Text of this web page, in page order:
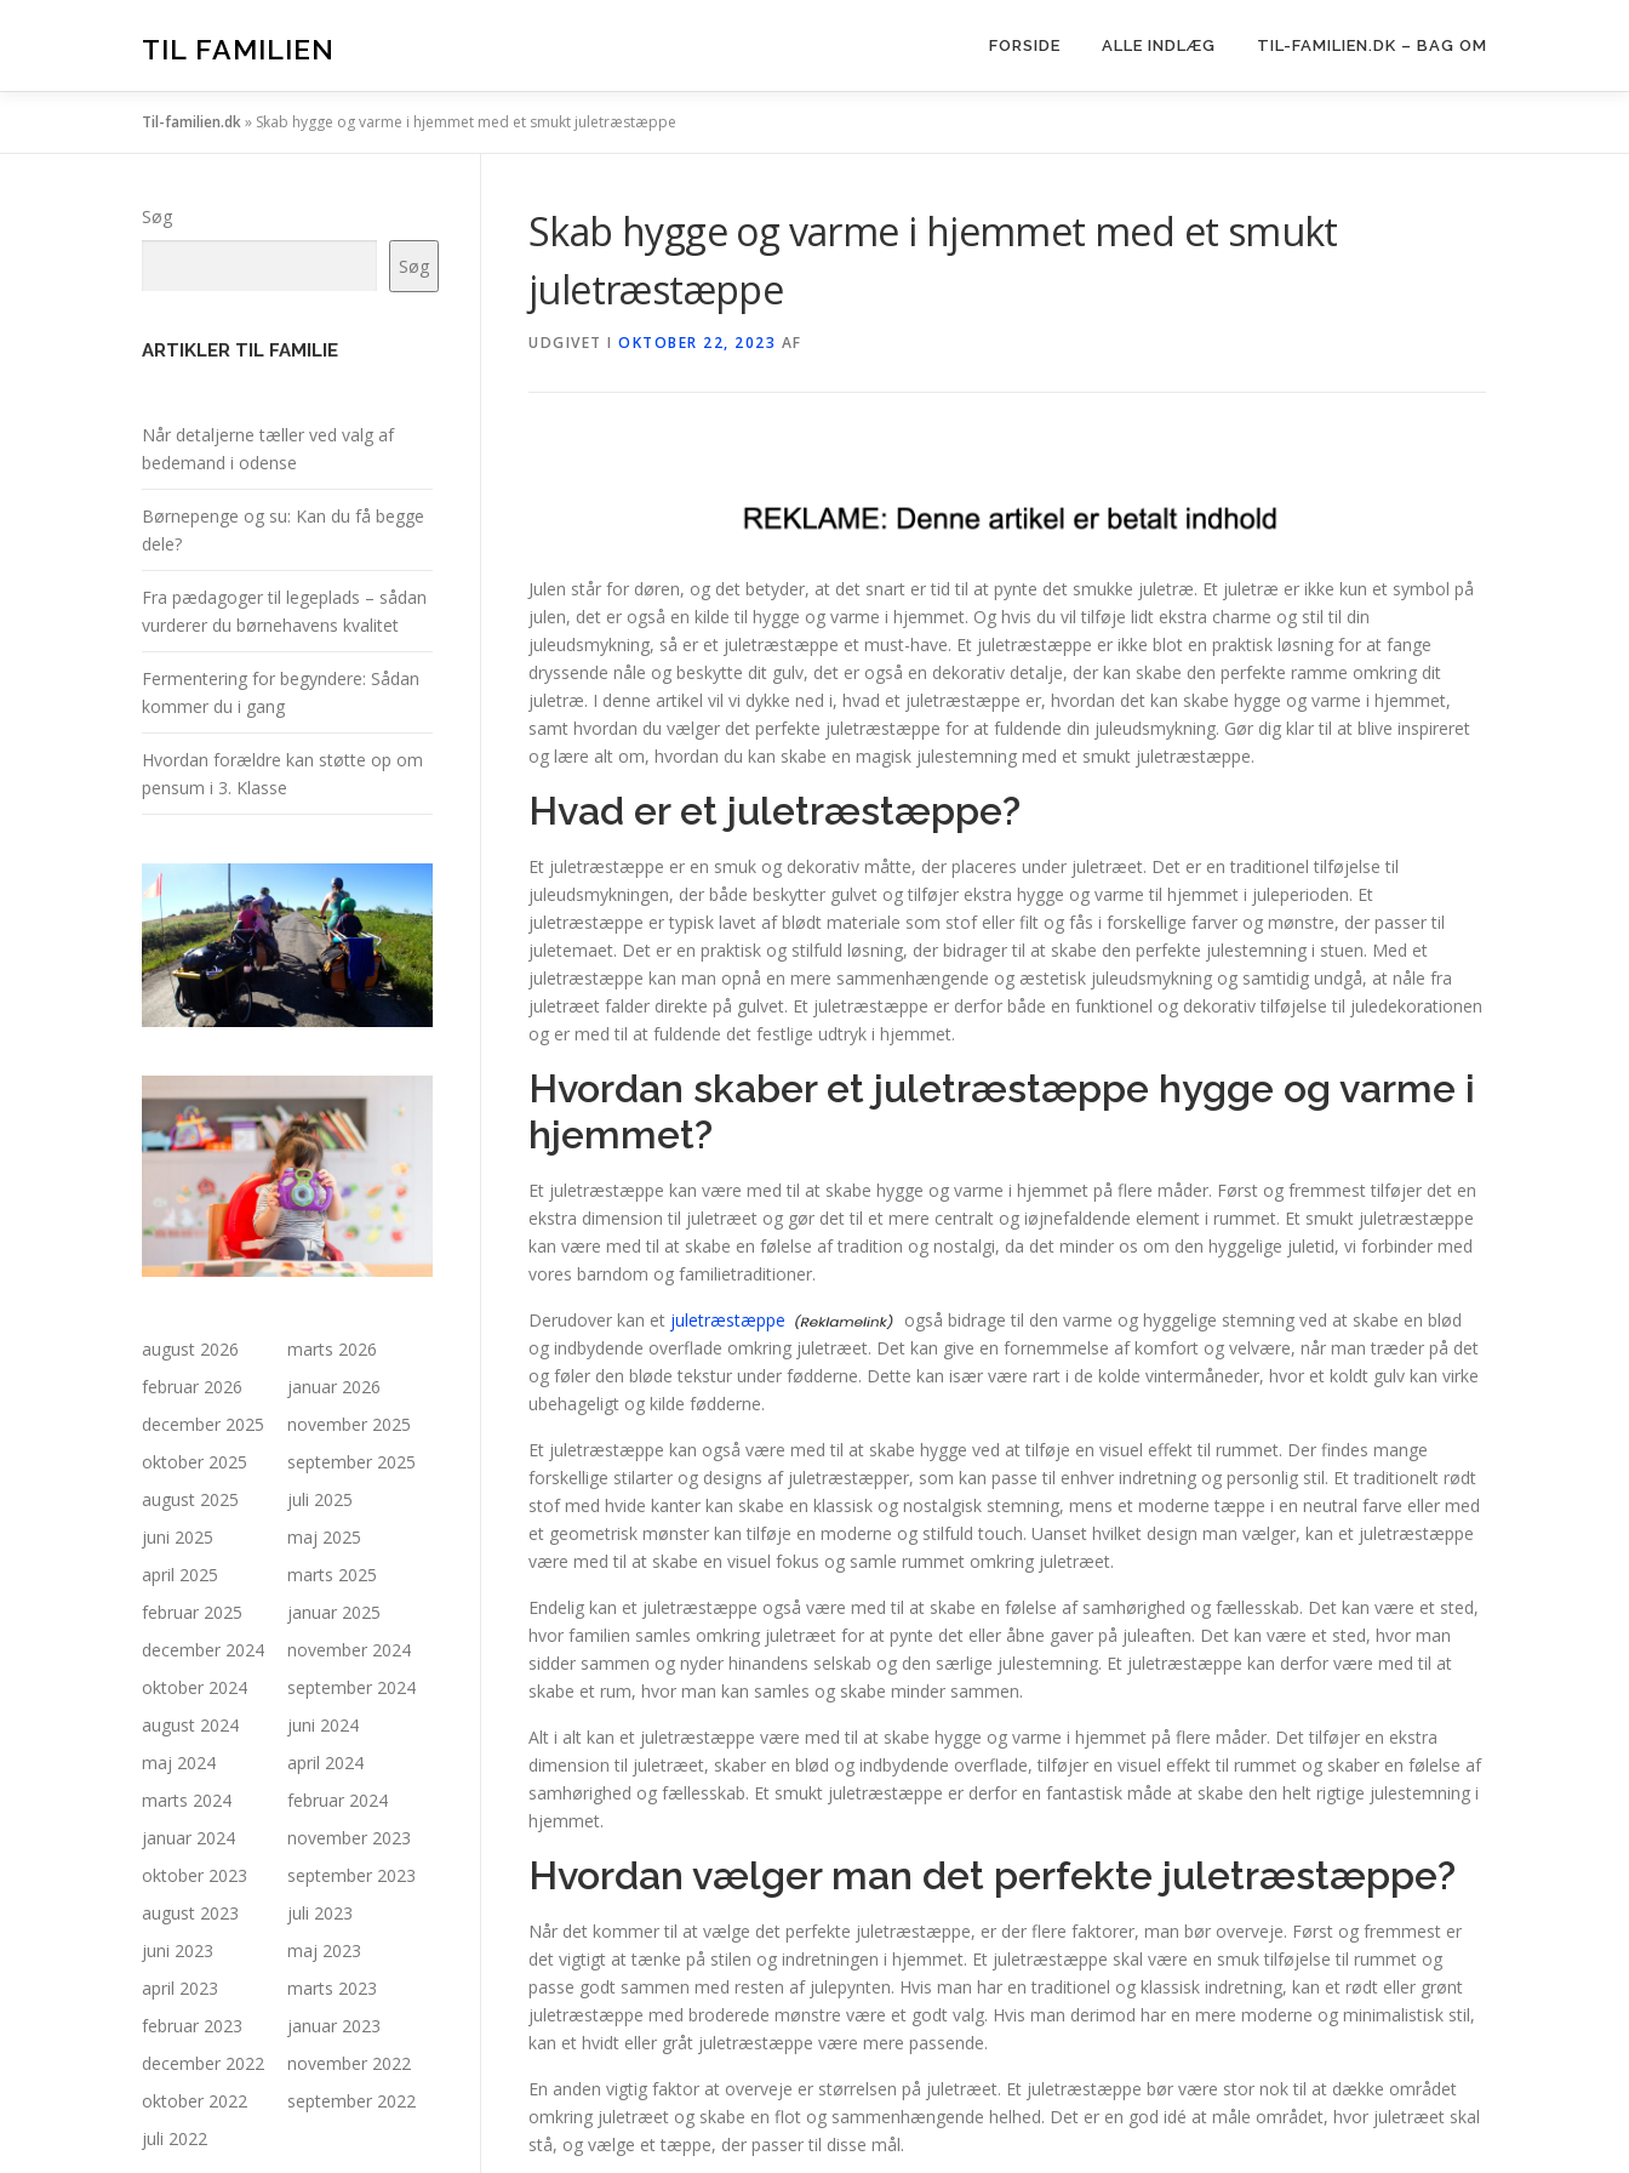
TIL FAMILIEN FORSIDE ALLE INDLÆG TIL-FAMILIEN.DK – BAG OM
Til-familien.dk» Skab hygge og varme i hjemmet med et smukt juletræstæppe
Skab hygge og varme i hjemmet med et smukt
juletræstæppe
UDGIVET I OKTOBER 22, 2023 AF
Julen står for døren, og det betyder, at det snart er tid til at pynte det smukke juletræ. Et juletræ er ikke kun et symbol på
julen, det er også en kilde til hygge og varme i hjemmet. Og hvis du vil tilføje lidt ekstra charme og stil til din
juleudsmykning, så er et juletræstæppe et must-have. Et juletræstæppe er ikke blot en praktisk løsning for at fange
dryssende nåle og beskytte dit gulv, det er også en dekorativ detalje, der kan skabe den perfekte ramme omkring dit
juletræ. I denne artikel vil vi dykke ned i, hvad et juletræstæppe er, hvordan det kan skabe hygge og varme i hjemmet,
samt hvordan du vælger det perfekte juletræstæppe for at fuldende din juleudsmykning. Gør dig klar til at blive inspireret
og lære alt om, hvordan du kan skabe en magisk julestemning med et smukt juletræstæppe.
Hvad er et juletræstæppe?
Et juletræstæppe er en smuk og dekorativ måtte, der placeres under juletræet. Det er en traditionel tilføjelse til
juleudsmykningen, der både beskytter gulvet og tilføjer ekstra hygge og varme til hjemmet i juleperioden. Et
juletræstæppe er typisk lavet af blødt materiale som stof eller filt og fås i forskellige farver og mønstre, der passer til
juletemaet. Det er en praktisk og stilfuld løsning, der bidrager til at skabe den perfekte julestemning i stuen. Med et
juletræstæppe kan man opnå en mere sammenhængende og æstetisk juleudsmykning og samtidig undgå, at nåle fra
juletræet falder direkte på gulvet. Et juletræstæppe er derfor både en funktionel og dekorativ tilføjelse til juledekorationen
og er med til at fuldende det festlige udtryk i hjemmet.
Hvordan skaber et juletræstæppe hygge og varme i
hjemmet?
Et juletræstæppe kan være med til at skabe hygge og varme i hjemmet på flere måder. Først og fremmest tilføjer det en
ekstra dimension til juletræet og gør det til et mere centralt og iøjnefaldende element i rummet. Et smukt juletræstæppe
kan være med til at skabe en følelse af tradition og nostalgi, da det minder os om den hyggelige juletid, vi forbinder med
vores barndom og familietraditioner.
Derudover kan et juletræstæppe
også bidrage til den varme og hyggelige stemning ved at skabe en blød
og indbydende overflade omkring juletræet. Det kan give en fornemmelse af komfort og velvære, når man træder på det
og føler den bløde tekstur under fødderne. Dette kan især være rart i de kolde vintermåneder, hvor et koldt gulv kan virke
ubehageligt og kilde fødderne.
Et juletræstæppe kan også være med til at skabe hygge ved at tilføje en visuel effekt til rummet. Der findes mange
forskellige stilarter og designs af juletræstæpper, som kan passe til enhver indretning og personlig stil. Et traditionelt rødt
stof med hvide kanter kan skabe en klassisk og nostalgisk stemning, mens et moderne tæppe i en neutral farve eller med
et geometrisk mønster kan tilføje en moderne og stilfuld touch. Uanset hvilket design man vælger, kan et juletræstæppe
være med til at skabe en visuel fokus og samle rummet omkring juletræet.
Endelig kan et juletræstæppe også være med til at skabe en følelse af samhørighed og fællesskab. Det kan være et sted,
hvor familien samles omkring juletræet for at pynte det eller åbne gaver på juleaften. Det kan være et sted, hvor man
sidder sammen og nyder hinandens selskab og den særlige julestemning. Et juletræstæppe kan derfor være med til at
skabe et rum, hvor man kan samles og skabe minder sammen.
Alt i alt kan et juletræstæppe være med til at skabe hygge og varme i hjemmet på flere måder. Det tilføjer en ekstra
dimension til juletræet, skaber en blød og indbydende overflade, tilføjer en visuel effekt til rummet og skaber en følelse af
samhørighed og fællesskab. Et smukt juletræstæppe er derfor en fantastisk måde at skabe den helt rigtige julestemning i
hjemmet.
Hvordan vælger man det perfekte juletræstæppe?
Når det kommer til at vælge det perfekte juletræstæppe, er der flere faktorer, man bør overveje. Først og fremmest er
det vigtigt at tænke på stilen og indretningen i hjemmet. Et juletræstæppe skal være en smuk tilføjelse til rummet og
passe godt sammen med resten af julepynten. Hvis man har en traditionel og klassisk indretning, kan et rødt eller grønt
juletræstæppe med broderede mønstre være et godt valg. Hvis man derimod har en mere moderne og minimalistisk stil,
kan et hvidt eller gråt juletræstæppe være mere passende.
En anden vigtig faktor at overveje er størrelsen på juletræet. Et juletræstæppe bør være stor nok til at dække området
omkring juletræet og skabe en flot og sammenhængende helhed. Det er en god idé at måle området, hvor juletræet skal
stå, og vælge et tæppe, der passer til disse mål.
Søg
Søg
ARTIKLER TIL FAMILIE
Når detaljerne tæller ved valg af
bedemand i odense
Børnepenge og su: Kan du få begge
dele?
Fra pædagoger til legeplads – sådan
vurderer du børnehavens kvalitet
Fermentering for begyndere: Sådan
kommer du i gang
Hvordan forældre kan støtte op om
pensum i 3. Klasse
august 2026
marts 2026
februar 2026
januar 2026
december 2025
november 2025
oktober 2025
september 2025
august 2025
juli 2025
juni 2025
maj 2025
april 2025
marts 2025
februar 2025
januar 2025
december 2024
november 2024
oktober 2024
september 2024
august 2024
juni 2024
maj 2024
april 2024
marts 2024
februar 2024
januar 2024
november 2023
oktober 2023
september 2023
august 2023
juli 2023
juni 2023
maj 2023
april 2023
marts 2023
februar 2023
januar 2023
december 2022
november 2022
oktober 2022
september 2022
juli 2022